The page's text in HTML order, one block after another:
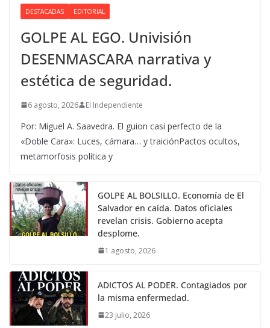
DESTACADAS EDITORIAL
GOLPE AL EGO. Univisión
DESENMASCARA narrativa y
estética de seguridad.
6 agosto, 2026 El Independiente
Por: Miguel A. Saavedra. El guion casi perfecto de la
«Doble Cara»: Luces, cámara… y traiciónPactos ocultos,
metamorfosis política y
GOLPE AL BOLSILLO. Economía de El
Salvador en caída. Datos oficiales
revelan crisis. Gobierno acepta
desplome.
1 agosto, 2026
ADICTOS AL PODER. Contagiados por
la misma enfermedad.
23 julio, 2026